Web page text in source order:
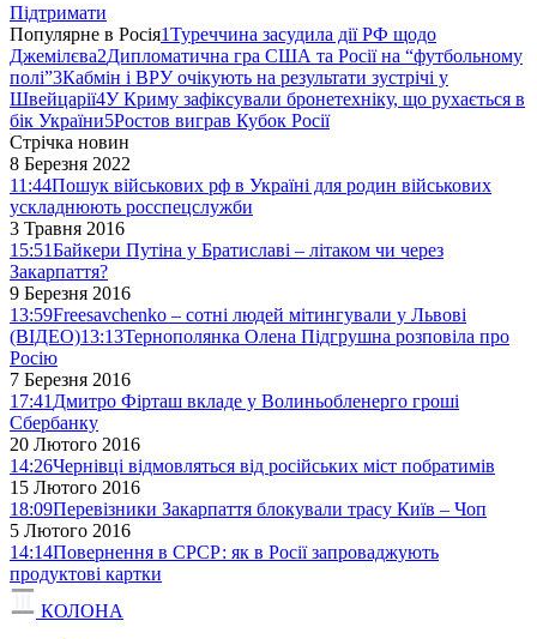
Підтримати
Популярне в Росія1Туреччина засудила дії РФ щодо
Джемілєва2Дипломатична гра США та Росії на “футбольному
полі”3Кабмін і ВРУ очікують на результати зустрічі у
Швейцарії4У Криму зафіксували бронетехніку, що рухається в
бік України5Ростов виграв Кубок Росії
Стрічка новин
8 Березня 2022
11:44Пошук військових рф в Україні для родин військових
ускладнюють росспецслужби
3 Травня 2016
15:51Байкери Путіна у Братиславі – літаком чи через
Закарпаття?
9 Березня 2016
13:59Freesavchenko – сотні людей мітингували у Львові
(ВІДЕО)13:13Тернополянка Олена Підгрушна розповіла про
Росію
7 Березня 2016
17:41 Дмитро Фірташ вкладе у Волиньобленерго гроші
Сбербанку
20 Лютого 2016
14:26Чернівці відмовляться від російських міст побратимів
15 Лютого 2016
18:09Перевізники Закарпаття блокували трасу Київ – Чоп
5 Лютого 2016
14:14Повернення в СРСР: як в Росії запроваджують
продуктові картки
КОЛОНА